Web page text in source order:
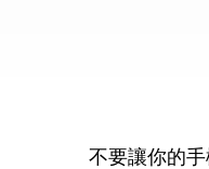
不要讓你的手